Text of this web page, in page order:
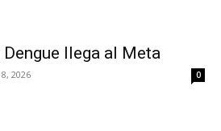
llega al Meta
2026 0